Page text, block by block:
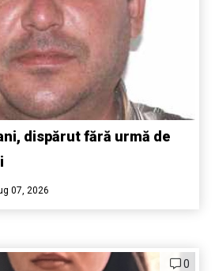
dispărut fără urmă de
07, 2026
0